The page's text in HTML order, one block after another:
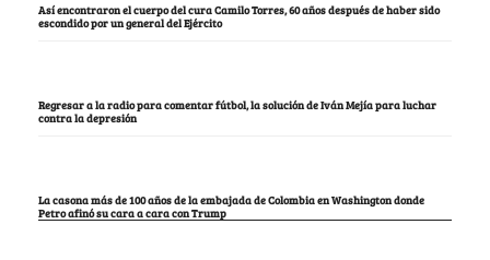
Así encontraron el cuerpo del cura Camilo Torres, 60 años después de haber sido
escondido por un general del Ejército
Regresar a la radio para comentar fútbol, la solución de Iván Mejía para luchar
contra la depresión
La casona más de 100 años de la embajada de Colombia en Washington donde
Petro afinó su cara a cara con Trump